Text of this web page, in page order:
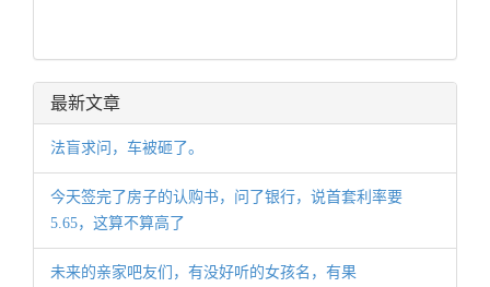
最新文章
法盲求问，车被砸了。
今天签完了房子的认购书，问了银行，说首套利率要
5.65，这算不算高了
未来的亲家吧友们，有没好听的女孩名，有果